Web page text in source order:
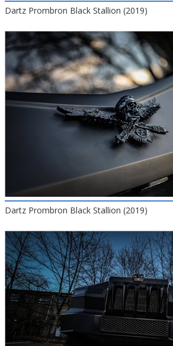
Dartz Prombron Black Stallion (2019)
Dartz Prombron Black Stallion (2019)